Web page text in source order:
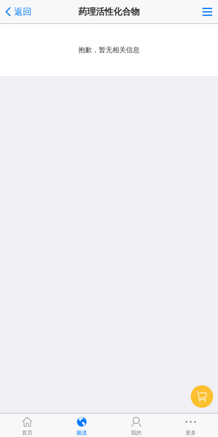
返回 药理活性化合物
抱歉，暂无相关信息
首页 频道 我的 更多